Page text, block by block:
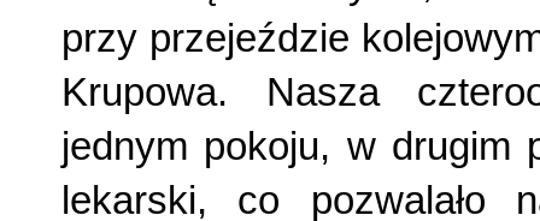
przy przejeździe
Krupowa. Nasza
jednym pokoju, w drugim
lekarski, co pozwalało